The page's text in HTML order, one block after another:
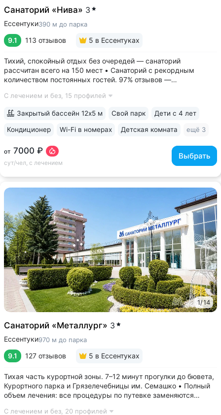
Санаторий «Нива» 3
Ессентуки390 м до парка
9.1 113 отзывов 5 в Ессентуках
Тихий, спокойный отдых без очередей — санаторий
рассчитан всего на 150 мест • Санаторий с рекордным
количеством постоянных гостей. 97% отзывов —
до Грязелечебницы им. Семашко и бюветов минеральной
С лечением и без, 15 профилей
от 7000 ₽
сут/чел, с лечением
Выбрать
Закрытый бассейн 12х5 м Свой парк Дети с 4 лет
Кондиционер Wi-Fi в номерах Детская комната ещё 3
1/14
Санаторий «Металлург» 3
Ессентуки970 м до парка
9.1 127 отзывов 5 в Ессентуках
Тихая часть курортной зоны. 7–12 минут прогулки до бювета,
Курортного парка и Грязелечебницы им. Семашко • Полный
объем лечения: все процедуры по путевке заменяются
С лечением и без, 20 профилей